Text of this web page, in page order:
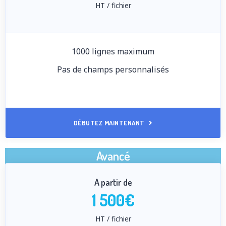
HT / fichier
1000 lignes maximum
Pas de champs personnalisés
DÉBUTEZ MAINTENANT
Avancé
A partir de
1 500€
HT / fichier